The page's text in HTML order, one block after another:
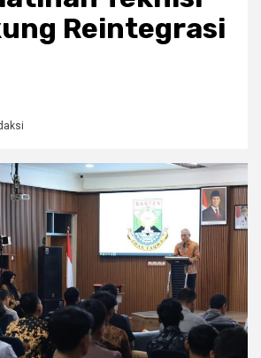
Reintegrasi